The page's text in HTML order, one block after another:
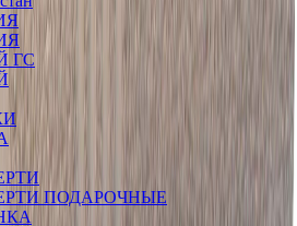
ГС
ПОДАРОЧНЫЕ